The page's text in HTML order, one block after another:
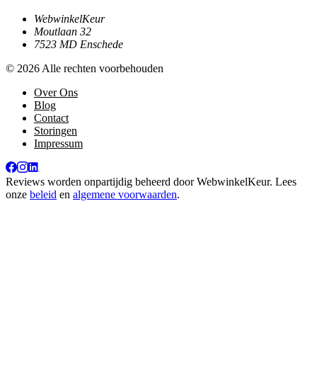
WebwinkelKeur
Moutlaan 32
7523 MD Enschede
© 2026 Alle rechten voorbehouden
Over Ons
Blog
Contact
Storingen
Impressum
Reviews worden onpartijdig beheerd doorWebwinkelKeur. Lees
onze beleid en algemene voorwaarden.